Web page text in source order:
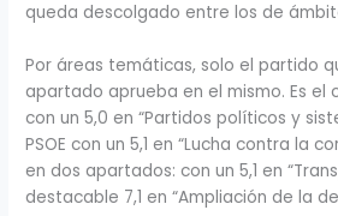
queda descolgado entre los de
Por áreas temáticas, solo el partido
apartado aprueba en el mismo. Es el
con un 5,0 en “Partidos políticos y
PSOE con un 5,1 en “Lucha contra la
en dos apartados: con un 5,1 en
destacable 7,1 en “Ampliación de la